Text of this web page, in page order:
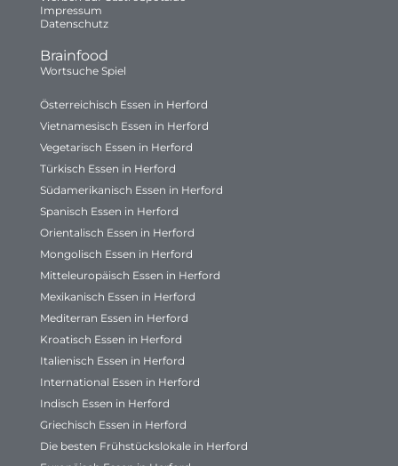
Impressum
Datenschutz
Brainfood
Wortsuche Spiel
Österreichisch Essen in Herford
Vietnamesisch Essen in Herford
Vegetarisch Essen in Herford
Türkisch Essen in Herford
Südamerikanisch Essen in Herford
Spanisch Essen in Herford
Orientalisch Essen in Herford
Mongolisch Essen in Herford
Mitteleuropäisch Essen in Herford
Mexikanisch Essen in Herford
Mediterran Essen in Herford
Kroatisch Essen in Herford
Italienisch Essen in Herford
International Essen in Herford
Indisch Essen in Herford
Griechisch Essen in Herford
Die besten Frühstückslokale in Herford